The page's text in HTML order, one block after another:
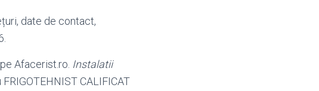
date de contact,
Afacerist. ro. Instalatii
CALIFICAT